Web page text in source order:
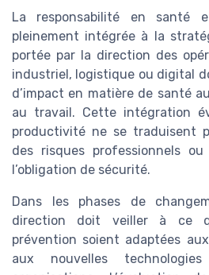
La responsabilité en santé
pleinement intégrée à la
portée par la direction des
industriel, logistique ou digital
d’impact en matière de santé
au travail. Cette intégration
productivité ne se traduisent
des risques professionnels
l’obligation de sécurité.
Dans les phases de
direction doit veiller à ce
prévention soient adaptées
aux nouvelles